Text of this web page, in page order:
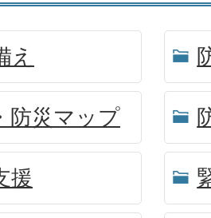
え
防災マップ
援